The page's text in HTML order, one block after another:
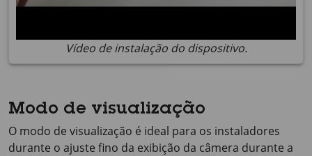
Vídeo de instalação do dispositivo.
Modo de visualização
O modo de visualização é ideal para os instaladores
durante o ajuste fino da exibição da câmera durante a